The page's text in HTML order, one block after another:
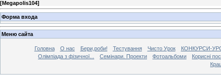
[Megapolis104]
Форма входа
Меню сайта
Головна О нас Бери,роби! Тестування Чисто Урок
КОНКУРСИ-
Олімпіада з фізичної...
Семінари. Проекти Фотоальбоми
Корисні